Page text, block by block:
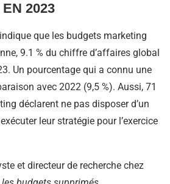
2023
que les budgets marketing
9.1 % du chiffre d’affaires global
Un pourcentage qui a connu une
avec 2022 (9,5 %). Aussi, 71
déclarent ne pas disposer d’un
leur stratégie pour l’exercice
et directeur de recherche chez